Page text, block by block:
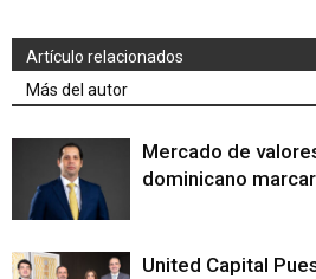
Artículo relacionados
Más del autor
Mercado de
dominicano
United Capital